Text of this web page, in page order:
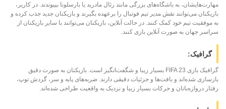
مهارت‌هایشان، به باشگاه‌های بزرگی مانند رئال مادرید یا بارسلونا بپیوندند. در کاریر،
بازیکنان می‌توانند نقش مدیر تیم فوتبال را برعهده بگیرند و بازیکنان جدید جذب کرده و
به موفقیت تیم خود کمک کنند. در حالت آنلاین، بازیکنان می‌توانند با سایر بازیکنان از
سراسر جهان به صورت آنلاین بازی کنند.
گرافیک:
گرافیک بازی FIFA 23 بسیار زیبا و شگفت‌انگیز است. بازیکنان به صورت دقیق
بازسازی شده‌اند و بافت‌ها و جزئیات دقیقی دارند. ضربه‌های پایه و سر، گردش توپ،
رفتار دروازه‌بانان و حرکات بسیار زیبا و نزدیک به واقعیت طراحی شده‌اند.